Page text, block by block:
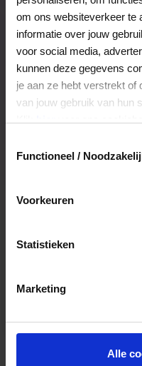
om ons websiteverkeer te
informatie over jouw
voor social media,
kunnen deze gegevens
je aan ze hebt verstrekt of
van jouw gebruik van hun
Functioneel /
Voorkeuren
Statistieken
Marketing
Alle
van sanitaire
Veelgestelde
Hoelang blijft
Het volledige
is minimaal drie
Kan ik het saldo
cadeaukaart in
Kan ik het saldo
Ja, je mag het
cadeaukaart in